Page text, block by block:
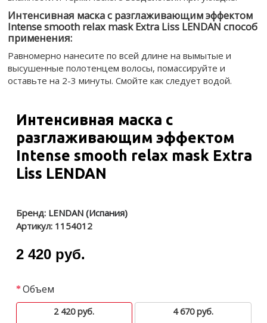
Интенсивная маска с разглаживающим эффектом
Intense smooth relax mask Extra Liss LENDAN способ
применения:
Равномерно нанесите по всей длине на вымытые и
высушенные полотенцем волосы, помассируйте и
оставьте на 2-3 минуты. Смойте как следует водой.
Интенсивная маска с
разглаживающим эффектом
Intense smooth relax mask Extra
Liss LENDAN
Бренд: LENDAN (Испания)
Артикул: 1154012
2 420 руб.
Объем
2 420 руб.
4 670 руб.